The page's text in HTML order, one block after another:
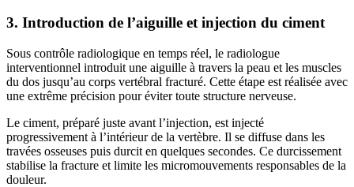
3. Introduction de l’aiguille et injection du ciment
Sous contrôle radiologique en temps réel, le radiologue
interventionnel introduit une aiguille à travers la peau et les muscles
du dos jusqu’au corps vertébral fracturé. Cette étape est réalisée avec
une extrême précision pour éviter toute structure nerveuse.
Le ciment, préparé juste avant l’injection, est injecté
progressivement à l’intérieur de la vertèbre. Il se diffuse dans les
travées osseuses puis durcit en quelques secondes. Ce durcissement
stabilise la fracture et limite les micromouvements responsables de la
douleur.